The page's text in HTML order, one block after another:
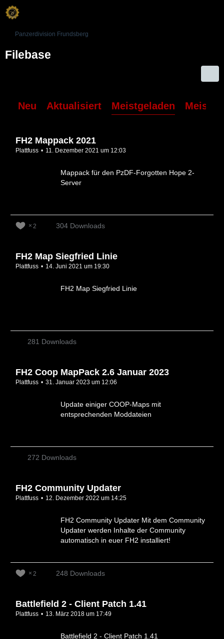
Panzerdivision Frundsberg
Filebase
Neu Aktualisiert Meistgeladen Meiste
FH2 Mappack 2021
Plattfuss 11. Dezember 2021 um 12:03
Mappack für den PzDF-Forgotten Hope 2-
Server
2 304 Downloads
FH2 Map Siegfried Linie
Plattfuss 14. Juni 2021 um 19:30
FH2 Map Siegfried Linie
281 Downloads
FH2 Coop MapPack 2.6 Januar 2023
Plattfuss 31. Januar 2023 um 12:06
Update einiger COOP-Maps mit
entsprechenden Moddateien
272 Downloads
FH2 Community Updater
Plattfuss 12. Dezember 2022 um 14:25
FH2 Community Updater Mit dem Community
Updater werden Inhalte der Community
automatisch in euer FH2 installiert!
2 248 Downloads
Battlefield 2 - Client Patch 1.41
Plattfuss 13. März 2018 um 17:49
Battlefield 2 - Client Patch 1.41